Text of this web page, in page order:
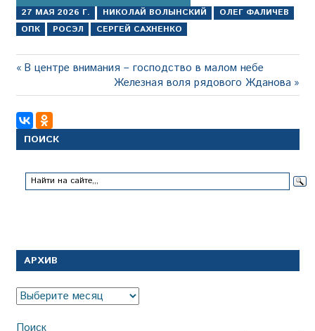
27 МАЯ 2026 Г. НИКОЛАЙ ВОЛЫНСКИЙ
ОЛЕГ ФАЛИЧЕВ
ОПК
РОСЭЛ СЕРГЕЙ САХНЕНКО
Навигация
по
записям
Предыдущая
В центре внимания – господство в малом небе
Следующая
запись:
Железная воля рядового Жданова
ПОИСК
АРХИВ
Архив